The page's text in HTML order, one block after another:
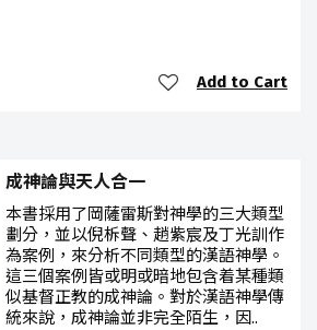
Add to Cart
成神論與天人合一
本書採用了岡薩雷斯對神學的三大類型
劃分，並以倪柝聲、趙紫宸及丁光訓作
為案例，來分析不同類型的漢語神學。
這三個案例皆或明或暗地包含着某種類
似基督正教的成神論。對於漢語神學傳
統來說，成神論並非完全陌生，因..